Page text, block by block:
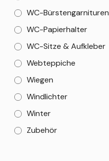
WC-Bürstengarnituren
WC-Papierhalter
WC-Sitze & Aufkleber
Webteppiche
Wiegen
Windlichter
Winter
Zubehör